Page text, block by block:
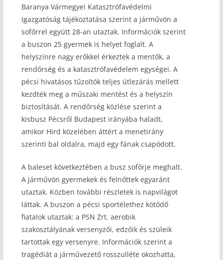
Baranya Vármegyei Katasztrófavédelmi
Igazgatóság tájékoztatása szerint a járművön a
sofőrrel együtt 28-an utaztak. Információk szerint
a buszon 25 gyermek is helyet foglalt. A
helyszínre nagy erőkkel érkeztek a mentők, a
rendőrség és a katasztrófavédelem egységei. A
pécsi hivatásos tűzoltók teljes útlezárás mellett
kezdték meg a műszaki mentést és a helyszín
biztosítását. A rendőrség közlése szerint a
kisbusz Pécsről Budapest irányába haladt,
amikor Hird közelében áttért a menetirány
szerinti bal oldalra, majd egy fának csapódott.
A baleset következtében a busz sofőrje meghalt.
A járművön gyermekek és felnőttek egyaránt
utaztak. Közben további részletek is napvilágot
láttak. A buszon a pécsi sportélethez kötődő
fiatalok utaztak: a PSN Zrt. aerobik
szakosztályának versenyzői, edzőik és szüleik
tartottak egy versenyre. Információk szerint a
tragédiát a járművezető rosszulléte okozhatta,